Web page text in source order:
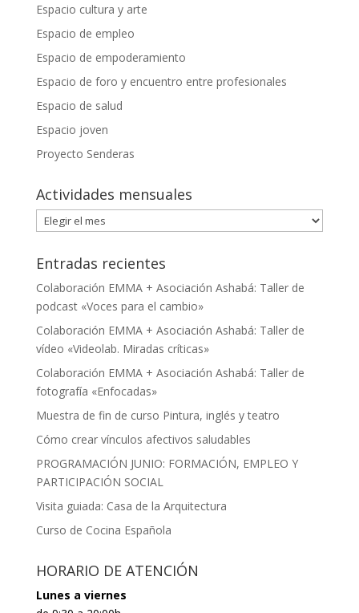
Espacio cultura y arte
Espacio de empleo
Espacio de empoderamiento
Espacio de foro y encuentro entre profesionales
Espacio de salud
Espacio joven
Proyecto Senderas
Actividades mensuales
Actividades
mensuales
Entradas recientes
Colaboración EMMA + Asociación Ashabá: Taller de
podcast «Voces para el cambio»
Colaboración EMMA + Asociación Ashabá: Taller de
vídeo «Videolab. Miradas críticas»
Colaboración EMMA + Asociación Ashabá: Taller de
fotografía «Enfocadas»
Muestra de fin de curso Pintura, inglés y teatro
Cómo crear vínculos afectivos saludables
PROGRAMACIÓN JUNIO: FORMACIÓN, EMPLEO Y
PARTICIPACIÓN SOCIAL
Visita guiada: Casa de la Arquitectura
Curso de Cocina Española
HORARIO DE ATENCIÓN
Lunes a viernes